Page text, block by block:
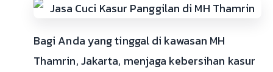
Bagi Anda yang tinggal di kawasan MH
Thamrin, Jakarta, menjaga kebersihan kasur